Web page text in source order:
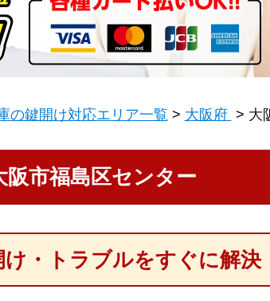
の鍵開け対応エリア一覧 大阪府 大
阪市福島区センター
け・トラブルをすぐに解決